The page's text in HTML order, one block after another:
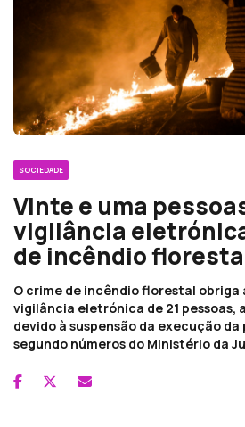
SOCIEDADE
Vinte e uma
vigilância
de incêndio
O crime de incêndio florestal
vigilância eletrónica de 21 pessoas,
devido à suspensão da execução da
segundo números do Ministério da